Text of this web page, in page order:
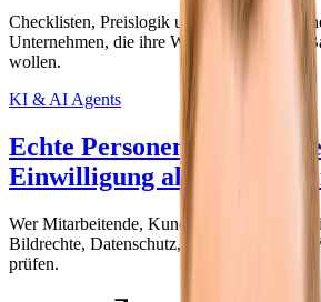
Checklisten, Preislogik und konkrete
Unternehmen, die ihre Website nicht nach
wollen.
KI & AI Agents
Echte Personen in KI-
Einwilligung allein nicht
Wer Mitarbeitende, Kunden oder Speaker
Bildrechte, Datenschutz, Transparenz und
prüfen.